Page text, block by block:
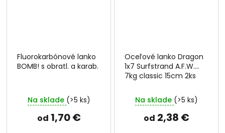
Fluorokarbónové lanko
BOMB! s obratl. a karab.
Na sklade (>5 ks)
od 1,70 €
Oceľové lanko Dragon
1x7 Surfstrand A.F.W.
7kg classic 15cm 2ks
Na sklade (>5 ks)
od 2,38 €